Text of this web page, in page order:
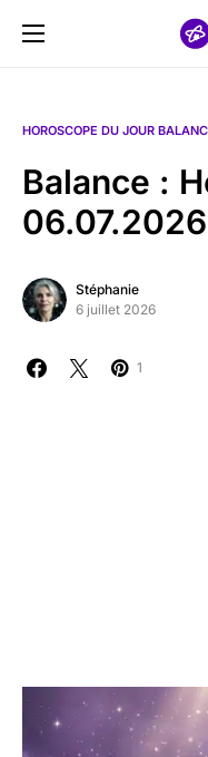
HOROSCOPE DU JOUR
Balance :
06.07.2026
Stéphanie
6 juillet 2026
1